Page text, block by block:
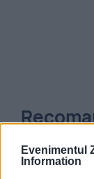
Evenimentul
Information